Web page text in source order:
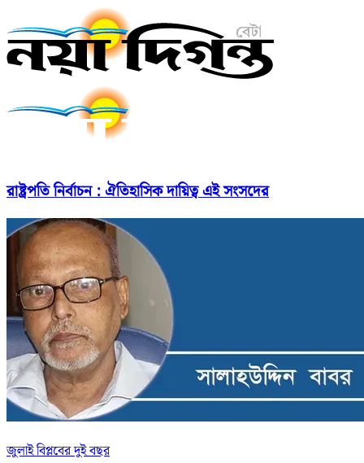
রাষ্ট্রপতি নির্বাচন : ঐতিহাসিক দায়িত্ব এই সংসদের
জুলাই বিপ্লবের দুই বছর